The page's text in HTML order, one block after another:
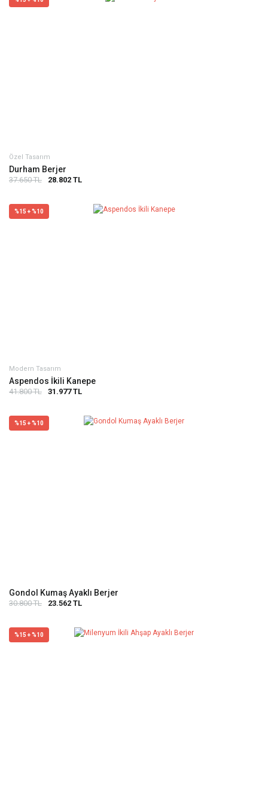
Özel Tasarım
Durham Berjer
37.650 TL 28.802 TL
%15 + %10
Modern Tasarım
Aspendos İkili Kanepe
41.800 TL 31.977 TL
%15 + %10
Gondol Kumaş Ayaklı Berjer
30.800 TL 23.562 TL
%15 + %10